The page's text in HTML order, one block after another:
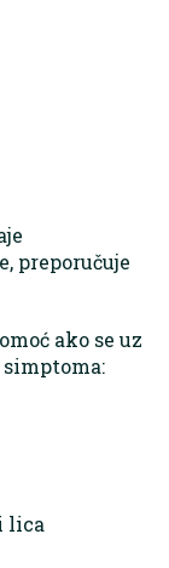
preporučuje
ako se uz
lica